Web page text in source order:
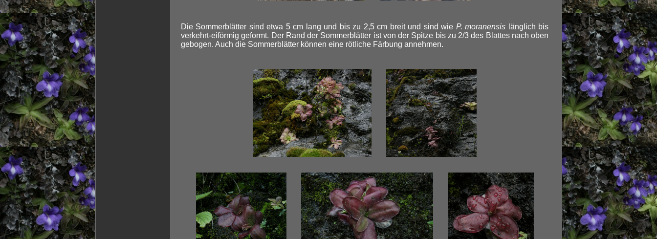
Die Sommerblätter sind etwa 5 cm lang und bis zu 2,5 cm breit und sind wie P. moranensis länglich bis
verkehrt-eiförmig geformt. Der Rand der Sommerblätter ist von der Spitze bis zu 2/3 des Blattes nach oben
gebogen. Auch die Sommerblätter können eine rötliche Färbung annehmen.